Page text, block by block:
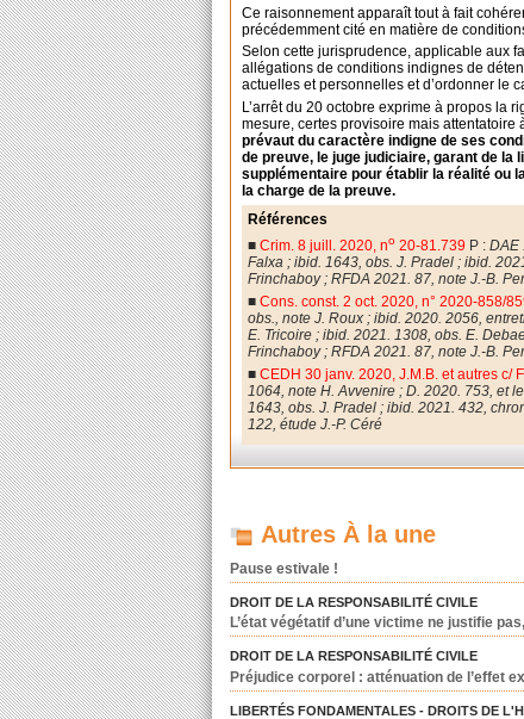
Ce raisonnement apparaît tout à fait
précédemment cité en matière de
Selon cette jurisprudence, applicable aux
allégations de conditions indignes de
actuelles et personnelles et d’ordonner le
L’arrêt du 20 octobre exprime à propos la
mesure, certes provisoire mais
prévaut du caractère indigne de ses
de preuve, le juge judiciaire, garant de
supplémentaire pour établir la réalité ou
la charge de la preuve.
Références
■Crim. 8 juill. 2020, no20-81.739 P :DAE
Falxa ; ibid. 1643, obs. J. Pradel ; ibid.
Frinchaboy ; RFDA 2021. 87, note J.-B.
■Cons. const. 2 oct. 2020, n° 2020-858/
obs., note J. Roux ; ibid. 2020. 2056,
E. Tricoire ; ibid. 2021. 1308, obs. E.
Frinchaboy ; RFDA 2021. 87, note J.-B.
■CEDH 30 janv. 2020, J.M.B. et autres c/
1064, note H. Avvenire ; D. 2020. 753, et
1643, obs. J. Pradel ; ibid. 2021. 432,
122, étude J.-P. Céré
Autres À la une
Pause estivale !
DROIT DE LA RESPONSABILITÉ CIVILE
L’état végétatif d’une victime ne justifie
DROIT DE LA RESPONSABILITÉ CIVILE
Préjudice corporel : atténuation de l’effet
LIBERTÉS FONDAMENTALES - DROITS DE